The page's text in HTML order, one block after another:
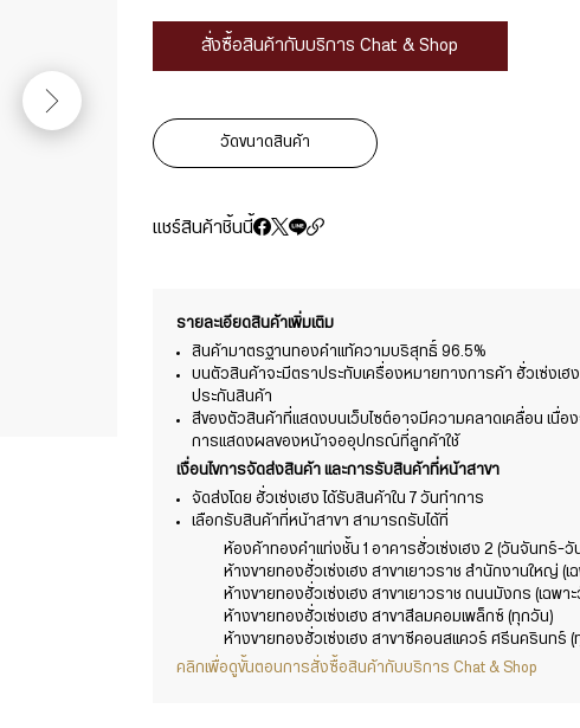
สั่งซื้อสินค้ากับบริการ Chat & Shop
วัดขนาดสินค้า
แชร์สินค้าชิ้นนี้
รายละเอียดสินค้าเพิ่มเติม
สินค้ามาตรฐานทองคำแท้ความบริสุทธิ์ 96.5%
บนตัวสินค้าจะมีตราประทับเครื่องหมายทางการค้า ฮั่วเซ่งเฮ
ประกันสินค้า
สีของตัวสินค้าที่แสดงบนเว็บไซต์อาจมีความคลาดเคลื่อน เนื่อ
การแสดงผลของหน้าจออุปกรณ์ที่ลูกค้าใช้
เงื่อนไขการจัดส่งสินค้า และการรับสินค้าที่หน้าสาขา
จัดส่งโดย ฮั่วเซ่งเฮง ได้รับสินค้าใน 7 วันทำการ
เลือกรับสินค้าที่หน้าสาขา สามารถรับได้ที่
ห้องค้าทองคำแท่งชั้น 1 อาคารฮั่วเซ่งเฮง 2 (วันจันทร์-วั
ห้างขายทองฮั่วเซ่งเฮง สาขาเยาวราช สำนักงานใหญ่ (เ
ห้างขายทองฮั่วเซ่งเฮง สาขาเยาวราช ถนนมังกร (เฉพา
ห้างขายทองฮั่วเซ่งเฮง สาขาสีลมคอมเพล็กซ์ (ทุกวัน)
ห้างขายทองฮั่วเซ่งเฮง สาขาซีคอนสแควร์ ศรีนครินทร์ (
คลิกเพื่อดูขั้นตอนการสั่งซื้อสินค้ากับบริการ Chat & Shop